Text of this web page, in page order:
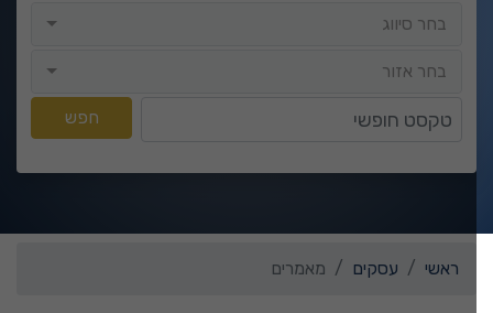
בחר סיווג
בחר אזור
חפש
ראשי עסקים מאמרים